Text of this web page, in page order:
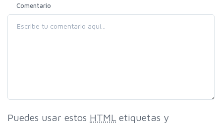
Comentario
Puedes usar estos HTML etiquetas y